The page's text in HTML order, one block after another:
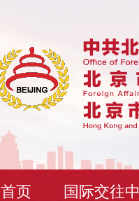
首页 国际交往